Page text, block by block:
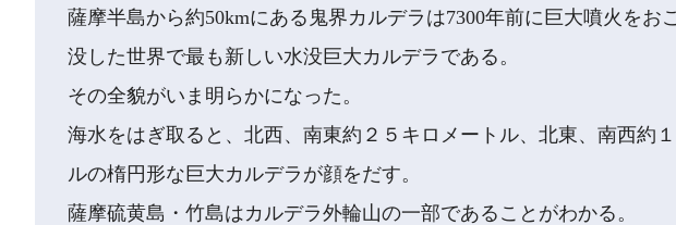
薩摩半島から約50kmにある鬼界カルデラは7300年前に巨大噴火をお
没した世界で最も新しい水没巨大カルデラである。
その全貌がいま明らかになった。
海水をはぎ取ると、北西、南東約２５キロメートル、北東、南西約
ルの楕円形な巨大カルデラが顔をだす。
薩摩硫黄島・竹島はカルデラ外輪山の一部であることがわかる。